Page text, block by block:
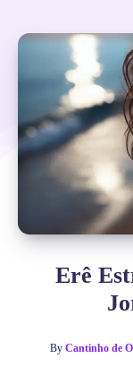
Erê
By Cantinho de